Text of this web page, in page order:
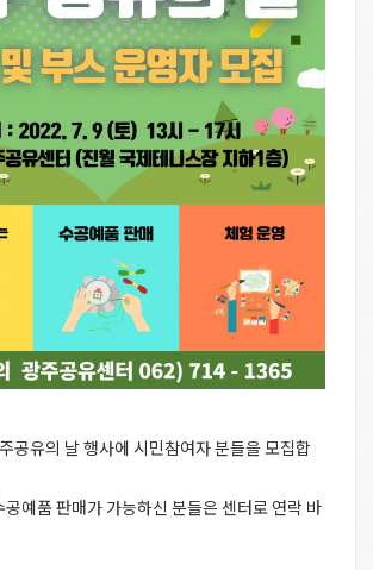
공유의 날 행사에 시민참여자 분들을 모집합
공예품 판매가 가능하신 분들은 센터로 연락 바